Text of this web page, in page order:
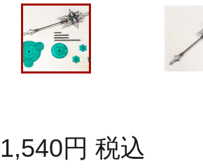
1,540円 税込